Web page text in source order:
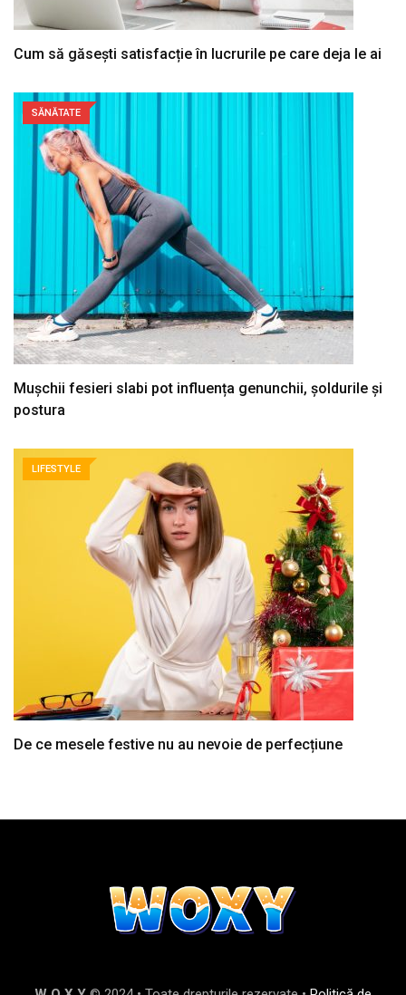
Cum să găsești satisfacție în lucrurile pe care deja le ai
SĂNĂTATE
Mușchii fesieri slabi pot influența genunchii, șoldurile și
postura
LIFESTYLE
De ce mesele festive nu au nevoie de perfecțiune